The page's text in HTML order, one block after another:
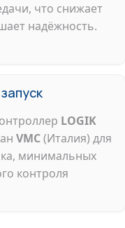
что снижает
надёжность.
LOGIK
VMC(Италия) для
минимальных
контроля